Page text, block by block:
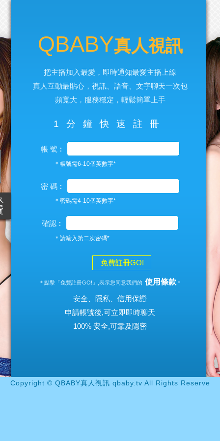
QBABY真人視訊
把主播加入最愛，即時通知最愛主播上線
真人互動最貼心，視訊、語音、文字聊天一次包
頻寬大，服務穩定，輕鬆簡單上手
1分鐘快速註冊
帳 號︰
＊帳號需6-10個英數字*
密 碼︰
＊密碼需4-10個英數字*
確認︰
＊請輸入第二次密碼*
免費註冊GO!
＊點擊「免費註冊GO!」,表示您同意我們的 使用條款＊
安全、隱私、信用保證
申請帳號後,可立即即時聊天
100% 安全,可靠及隱密
Copyright © QBABY真人視訊 qbaby.tv All Rights Reserve